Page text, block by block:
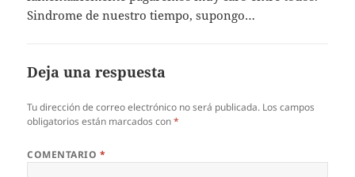
Sindrome de nuestro tiempo, supongo…
Deja una respuesta
Tu dirección de correo electrónico no será publicada. Los campos
obligatorios están marcados con*
COMENTARIO *